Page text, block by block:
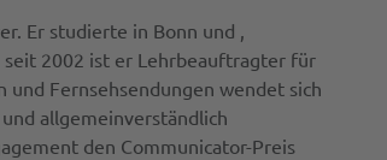
Er studierte in Bonn und ,
seit 2002 ist er Lehrbeauftragter für
und Fernsehsendungen wendet sich
allgemeinverständlich
den Communicator-Preis